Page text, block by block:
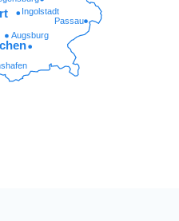
Augsburg
Passau
Ingolstadt